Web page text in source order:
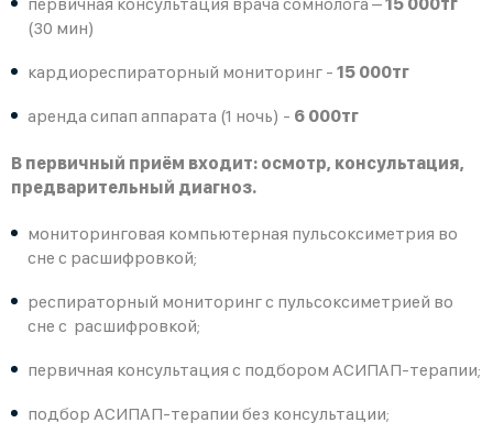
(30 мин)
кардиореспираторный мониторинг - 15 000тг
аренда сипап аппарата (1 ночь) - 6 000тг
В первичный приём входит: осмотр, консультация,
предварительный диагноз.
мониторинговая компьютерная пульсоксиметрия во
сне с расшифровкой;
респираторный мониторинг с пульсоксиметрией во
сне с расшифровкой;
первичная консультация с подбором АСИПАП-терапии;
подбор АСИПАП-терапии без консультации;